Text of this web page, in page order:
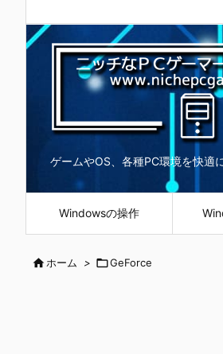
ゲームやOS、各種PC環境を快適
Windowsの操作
ホーム > GeForce